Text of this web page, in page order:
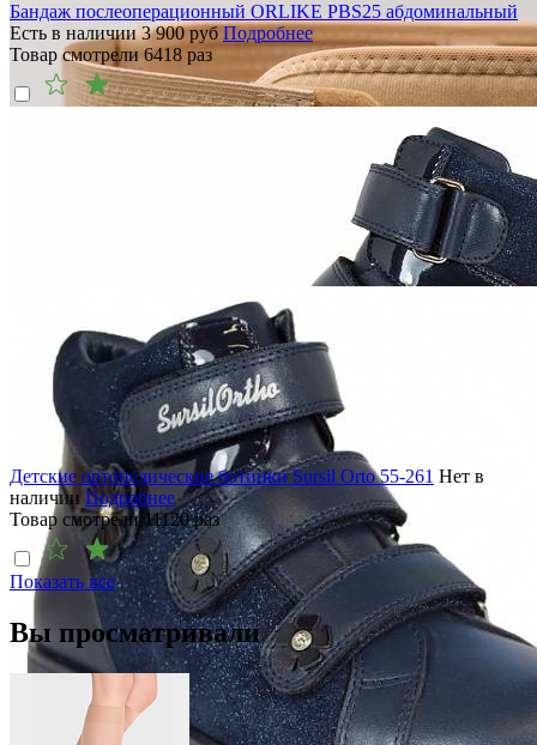
Бандаж послеоперационный ORLIKE PBS25 абдоминальный
Есть в наличии 3 900руб Подробнее
Товар смотрели 6418 раз
Детские ортопедические ботинки Sursil Orto 55-261 Нет в
наличии Подробнее
Товар смотрели11120раз
Показать все
Вы просматривали